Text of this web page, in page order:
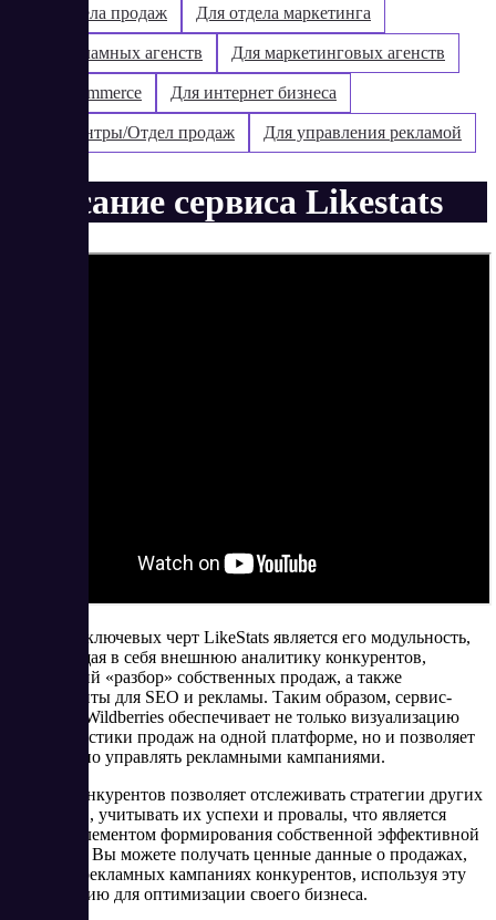
Для отдела продаж Для отдела маркетинга
Для рекламных агенств Для маркетинговых агенств
Для e-commerce Для интернет бизнеса
Колл-центры/Отдел продаж Для управления рекламой
Описание сервиса Likestats
Одной из ключевых черт LikeStats является его модульность,
включающая в себя внешнюю аналитику конкурентов,
внутренний «разбор» собственных продаж, а также
инструменты для SEO и рекламы. Таким образом, сервис-
аналитик Wildberries обеспечивает не только визуализацию
всей статистики продаж на одной платформе, но и позволяет
эффективно управлять рекламными кампаниями.
Анализ конкурентов позволяет отслеживать стратегии других
продавцов, учитывать их успехи и провалы, что является
важным элементом формирования собственной эффективной
политики. Вы можете получать ценные данные о продажах,
акциях и рекламных кампаниях конкурентов, используя эту
информацию для оптимизации своего бизнеса.